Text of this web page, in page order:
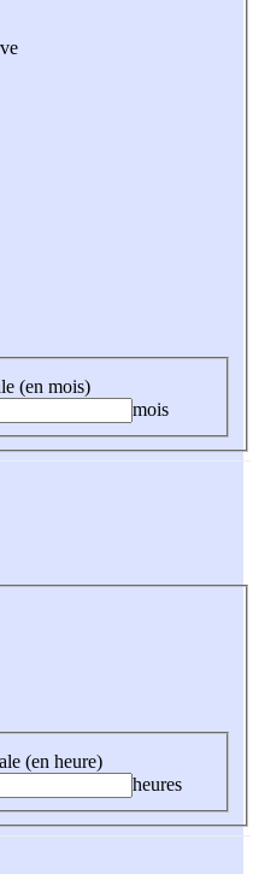
(en mois)
mois
(en heure)
heures